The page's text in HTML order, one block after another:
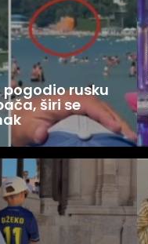
pogodio rusku
širi se